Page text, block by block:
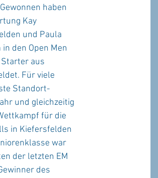
haben
Kay
und Paula
den Open Men
aus
Für viele
Standort-
und gleichzeitig
für die
in Kiefersfelden
war
der letzten EM
des